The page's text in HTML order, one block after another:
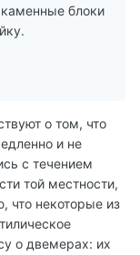
блоки
о том, что
и не
с течением
той местности,
что некоторые из
о двемерах: их